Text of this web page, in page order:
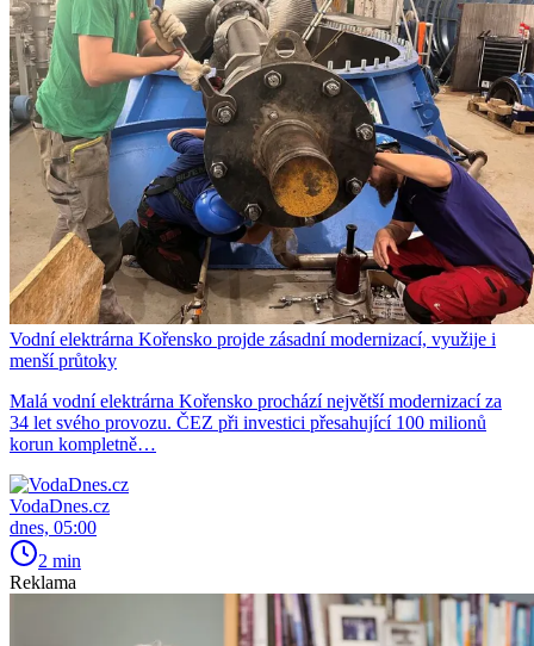
Vodní elektrárna Kořensko projde zásadní modernizací, využije i
menší průtoky
Malá vodní elektrárna Kořensko prochází největší modernizací za
34 let svého provozu. ČEZ při investici přesahující 100 milionů
korun kompletně…
VodaDnes.cz
dnes, 05:00
2 min
Reklama